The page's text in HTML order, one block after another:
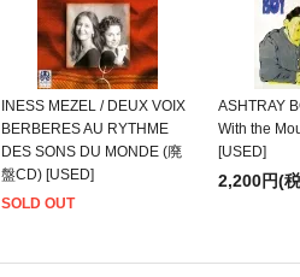
INESS MEZEL / DEUX VOIX
BERBERES AU RYTHME
DES SONS DU MONDE (廃
盤CD) [USED]
SOLD OUT
ASHTRAY
With the
[USED]
2,200円(